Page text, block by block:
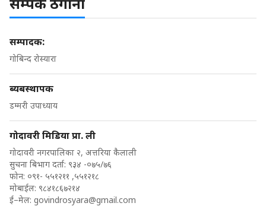
सम्पादक:
गोबिन्द रोस्यारा
ब्यबस्थापक
डम्मरी उपाध्याय
गोदावरी मिडिया प्रा. ली
गोदावरी नगरपालिका २, अत्तरिया कैलाली
सुचना बिभाग दर्ता: ९३४ -०७५/७६
फोन: ०९१- ५५१२११ ,५५१२१८
मोबाईल: ९८४१८६७२१४
ई–मेल: govindrosyara@gmail.com